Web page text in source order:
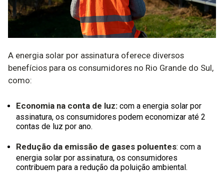
A energia solar por assinatura oferece diversos
benefícios para os consumidores no Rio Grande do Sul,
como:
Economia na conta de luz: com a energia solar por
assinatura, os consumidores podem economizar até 2
contas de luz por ano.
Redução da emissão de gases poluentes: com a
energia solar por assinatura, os consumidores
contribuem para a redução da poluição ambiental.